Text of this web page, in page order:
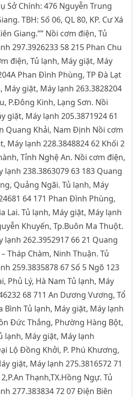
Sở Chính: 476 Nguyễn Trung
TBH: Số 06, QL 80, KP. Cư Xá
Giang.”” Nồi cơm điện, Tủ
297.3926233 58 215 Phan Chu
điện, Tủ lạnh, Máy giặt, Máy
Phan Đình Phùng, TP Đà Lạt
Máy giặt, Máy lạnh 263.3828204
P.Đông Kinh, Lạng Sơn. Nồi
giặt, Máy lạnh 205.3871924 61
Quang Khải, Nam Định Nồi cơm
Máy lạnh 228.3848824 62 Khối 2
Tỉnh Nghệ An. Nồi cơm điện,
lạnh 238.3863079 63 183 Quang
Quảng Ngãi. Tủ lạnh, Máy
64 171 Phan Đình Phùng,
Lai. Tủ lạnh, Máy giặt, Máy lạnh
Khuyến, Tp.Buôn Ma Thuột.
lạnh 262.3952917 66 21 Quang
Tháp Chàm, Ninh Thuận. Tủ
259.3835878 67 Số 5 Ngõ 123
Phủ Lý, Hà Nam Tủ lạnh, Máy
68 711 An Dương Vương, Tổ
Bình Tủ lạnh, Máy giặt, Máy lạnh
Đức Thắng, Phường Hàng Bột,
lạnh, Máy giặt, Máy lạnh
Lộ Đồng Khởi, P. Phú Khương,
giặt, Máy lạnh 275.3816572 71
Thạnh,TX.Hồng Ngự. Tủ
277.383834 72 07 Điện Biên